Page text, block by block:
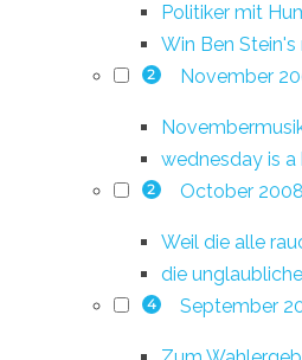
Politiker mit
Win Ben Stein's
2 November
wednesday is a
2 October 2008
Weil die alle
die
4 September